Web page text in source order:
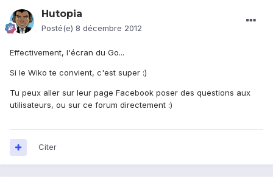
Hutopia
Posté(e) 8 décembre 2012
Effectivement, l'écran du Go...
Si le Wiko te convient, c'est super :)
Tu peux aller sur leur page Facebook poser des questions aux
utilisateurs, ou sur ce forum directement :)
Citer